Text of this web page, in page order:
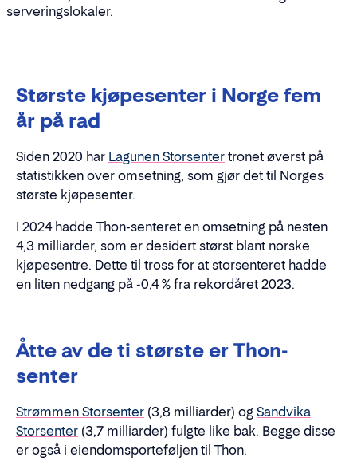
serveringslokaler.
Største kjøpesenter i Norge fem
år på rad
Siden 2020 har Lagunen Storsenter tronet øverst på
statistikken over omsetning, som gjør det til Norges
største kjøpesenter.
I 2024 hadde Thon-senteret en omsetning på nesten
4,3 milliarder, som er desidert størst blant norske
kjøpesentre. Dette til tross for at storsenteret hadde
en liten nedgang på -0,4 % fra rekordåret 2023.
Åtte av de ti største er Thon-
senter
Strømmen Storsenter (3,8 milliarder) og Sandvika
Storsenter (3,7 milliarder) fulgte like bak. Begge disse
er også i eiendomsporteføljen til Thon.